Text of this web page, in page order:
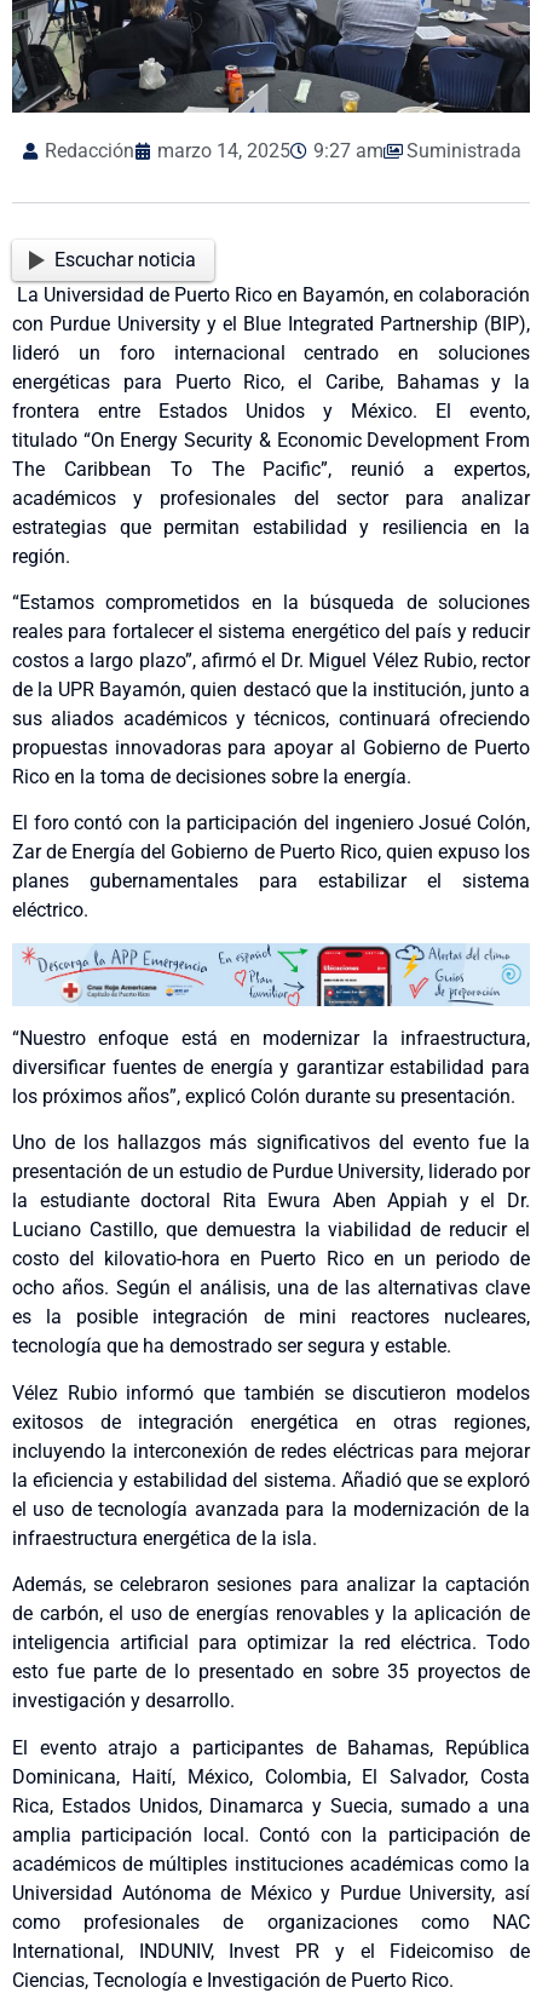
Redacción marzo 14, 2025 9:27 am Suministrada
Escuchar noticia
La Universidad de Puerto Rico en Bayamón, en colaboración
con Purdue University y el Blue Integrated Partnership (BIP),
lideró un foro internacional centrado en soluciones
energéticas para Puerto Rico, el Caribe, Bahamas y la
frontera entre Estados Unidos y México. El evento,
titulado “On Energy Security & Economic Development From
The Caribbean To The Pacific”, reunió a expertos,
académicos y profesionales del sector para analizar
estrategias que permitan estabilidad y resiliencia en la
región.
“Estamos comprometidos en la búsqueda de soluciones
reales para fortalecer el sistema energético del país y reducir
costos a largo plazo”, afirmó el Dr. Miguel Vélez Rubio, rector
de la UPR Bayamón, quien destacó que la institución, junto a
sus aliados académicos y técnicos, continuará ofreciendo
propuestas innovadoras para apoyar al Gobierno de Puerto
Rico en la toma de decisiones sobre la energía.
El foro contó con la participación del ingeniero Josué Colón,
Zar de Energía del Gobierno de Puerto Rico, quien expuso los
planes gubernamentales para estabilizar el sistema
eléctrico.
“Nuestro enfoque está en modernizar la infraestructura,
diversificar fuentes de energía y garantizar estabilidad para
los próximos años”, explicó Colón durante su presentación.
Uno de los hallazgos más significativos del evento fue la
presentación de un estudio de Purdue University, liderado por
la estudiante doctoral Rita Ewura Aben Appiah y el Dr.
Luciano Castillo, que demuestra la viabilidad de reducir el
costo del kilovatio-hora en Puerto Rico en un periodo de
ocho años. Según el análisis, una de las alternativas clave
es la posible integración de mini reactores nucleares,
tecnología que ha demostrado ser segura y estable.
Vélez Rubio informó que también se discutieron modelos
exitosos de integración energética en otras regiones,
incluyendo la interconexión de redes eléctricas para mejorar
la eficiencia y estabilidad del sistema. Añadió que se exploró
el uso de tecnología avanzada para la modernización de la
infraestructura energética de la isla.
Además, se celebraron sesiones para analizar la captación
de carbón, el uso de energías renovables y la aplicación de
inteligencia artificial para optimizar la red eléctrica. Todo
esto fue parte de lo presentado en sobre 35 proyectos de
investigación y desarrollo.
El evento atrajo a participantes de Bahamas, República
Dominicana, Haití, México, Colombia, El Salvador, Costa
Rica, Estados Unidos, Dinamarca y Suecia, sumado a una
amplia participación local. Contó con la participación de
académicos de múltiples instituciones académicas como la
Universidad Autónoma de México y Purdue University, así
como profesionales de organizaciones como NAC
International, INDUNIV, Invest PR y el Fideicomiso de
Ciencias, Tecnología e Investigación de Puerto Rico.